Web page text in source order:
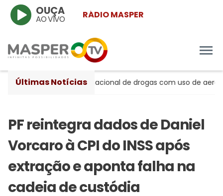
RÁDIO MASPER
OUÇA
AO VIVO
Últimas Notícias
de tráfico internacional de drogas com uso de
PF reintegra dados de Daniel
Vorcaro à CPI do INSS após
extração e aponta falha na
cadeia de custódia